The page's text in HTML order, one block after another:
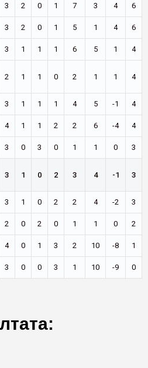
3 2 0 1 7 3 4 6
3 2 0 1 5 1 4 6
3 1 1 1 6 5 1 4
2 1 1 0 2 1 1 4
3 1 1 1 4 5 -1 4
4 1 1 2 2 6 -4 4
3 0 3 0 1 1 0 3
3 1 0 2 3 4 -1 3
3 1 0 2 2 4 -2 3
2 0 2 0 1 1 0 2
4 0 1 3 2 10 -8 1
3 0 0 3 1 10 -9 0